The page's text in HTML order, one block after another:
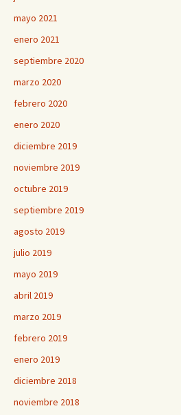
mayo 2021
enero 2021
septiembre 2020
marzo 2020
febrero 2020
enero 2020
diciembre 2019
noviembre 2019
octubre 2019
septiembre 2019
agosto 2019
julio 2019
mayo 2019
abril 2019
marzo 2019
febrero 2019
enero 2019
diciembre 2018
noviembre 2018